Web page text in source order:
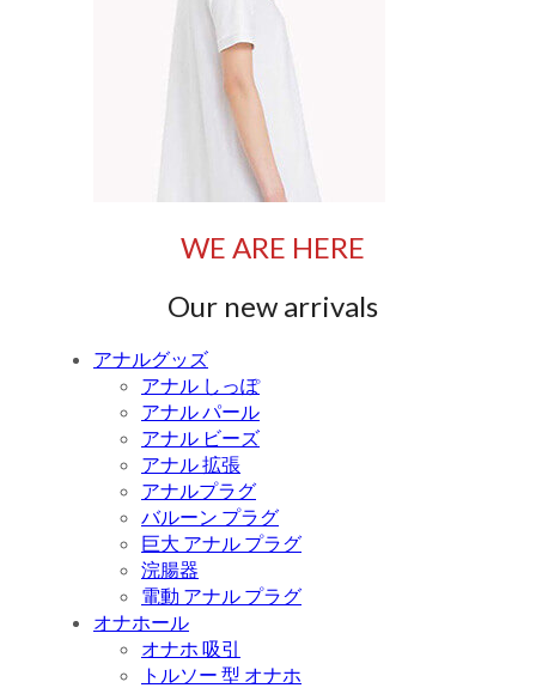
WE ARE HERE
Our new arrivals
アナルグッズ
アナル しっぽ
アナル パール
アナル ビーズ
アナル 拡張
アナルプラグ
バルーン プラグ
巨大 アナル プラグ
浣腸器
電動 アナル プラグ
オナホール
オナホ 吸引
トルソー 型 オナホ